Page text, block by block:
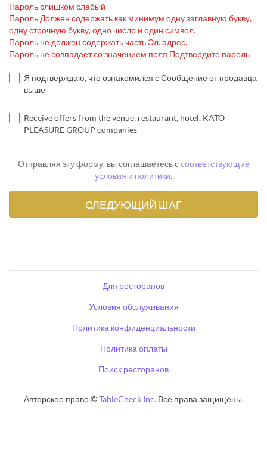
Пароль слишком слабый
Пароль Должен содержать как минимум одну заглавную букву,
одну строчную букву, одно число и один символ.
Пароль не должен содержать часть Эл. адрес.
Пароль не совпадает со значением поля Подтвердите пароль
Я подтверждаю, что ознакомился с Сообщение от продавца
выше
Receive offers from the venue, restaurant, hotel, KATO
PLEASURE GROUP companies
Отправляя эту форму, вы соглашаетесь ссоответствующие
условия и политики.
Для ресторанов
Условия обслуживания
Политика конфиденциальности
Политика оплаты
Поиск ресторанов
Авторское право ©TableCheck Inc.Все права защищены.